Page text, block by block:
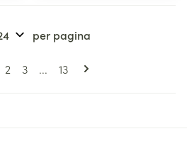
Pagina's
momenteel pagina
Pagina
2 Pagina
3 ... Pagina
13
per pagina